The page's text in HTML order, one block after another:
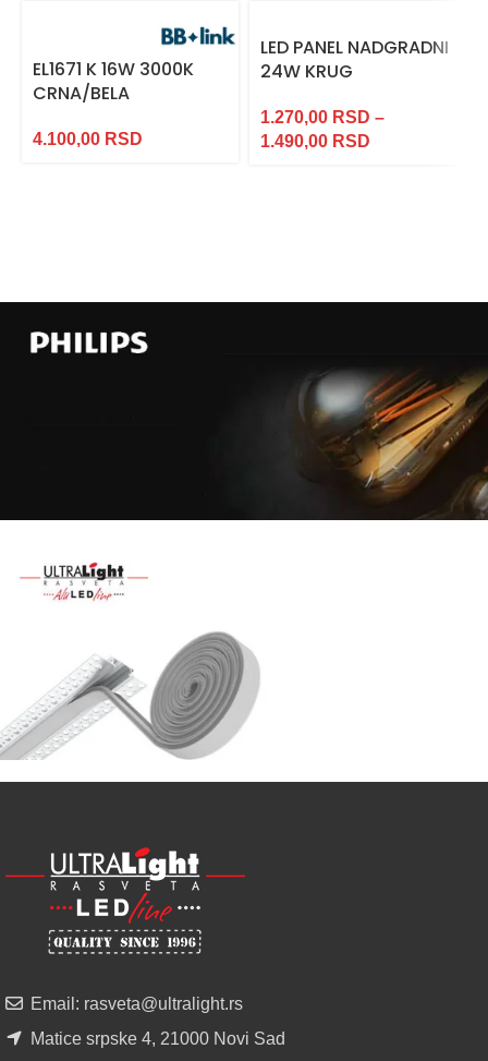
EL1671 K 16W 3000K
CRNA/BELA
4.100,00 RSD
LED PANEL NADGRADNI
24W KRUG
1.270,00 RSD –
1.490,00 RSD
Najveći
izbor
SIJALICA
u
regionu
LED
PROFILI
TRIMLESS
DIFUZOROM
POGLEDAJ
Email: rasveta@ultralight.rs
Matice srpske 4, 21000 Novi Sad